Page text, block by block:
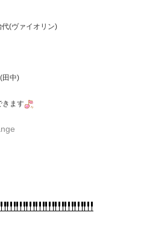
ヴァイオリン)
田中)
きます